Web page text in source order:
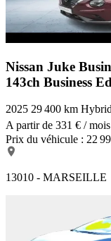
Nissan Juke
143ch Business
2025 29 400 km
A partir de 331 € / mois
Prix du véhicule : 22
13010 - MARSEILLE